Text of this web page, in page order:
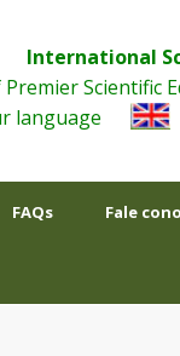
International
Scientific
language
FAQs Fale